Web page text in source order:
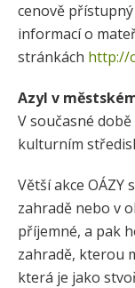
cenově
informací o
stránkách http://
Azyl v
V současné
kulturním
Větší akce
zahradě nebo v
příjemné, a pak
zahradě, kterou
která je jako